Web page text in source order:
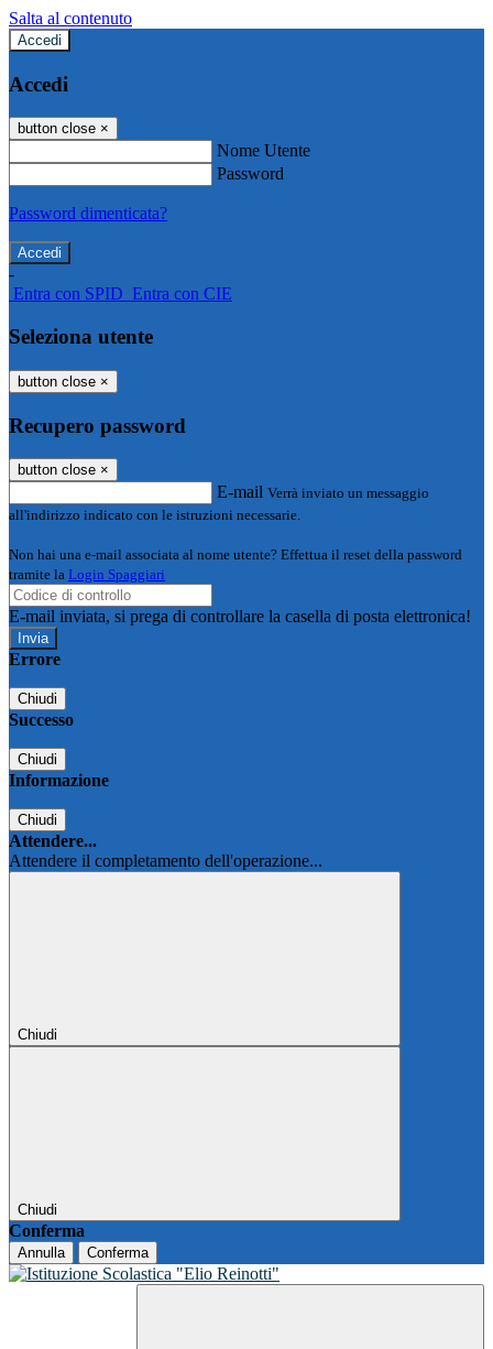
Salta al contenuto
Accedi
Accedi
button close ×
Nome Utente
Password
Password dimenticata?
-
Entra con SPID Entra con CIE
Seleziona utente
button close ×
Recupero password
button close ×
E-mail Verrà inviato un messaggio
all'indirizzo indicato con le istruzioni necessarie.
Non hai una e-mail associata al nome utente? Effettua il reset della password
tramite la Login Spaggiari
E-mail inviata, si prega di controllare la casella di posta elettronica!
Errore
Chiudi
Successo
Chiudi
Informazione
Chiudi
Attendere...
Attendere il completamento dell'operazione...
Chiudi
Chiudi
Conferma
Annulla Conferma